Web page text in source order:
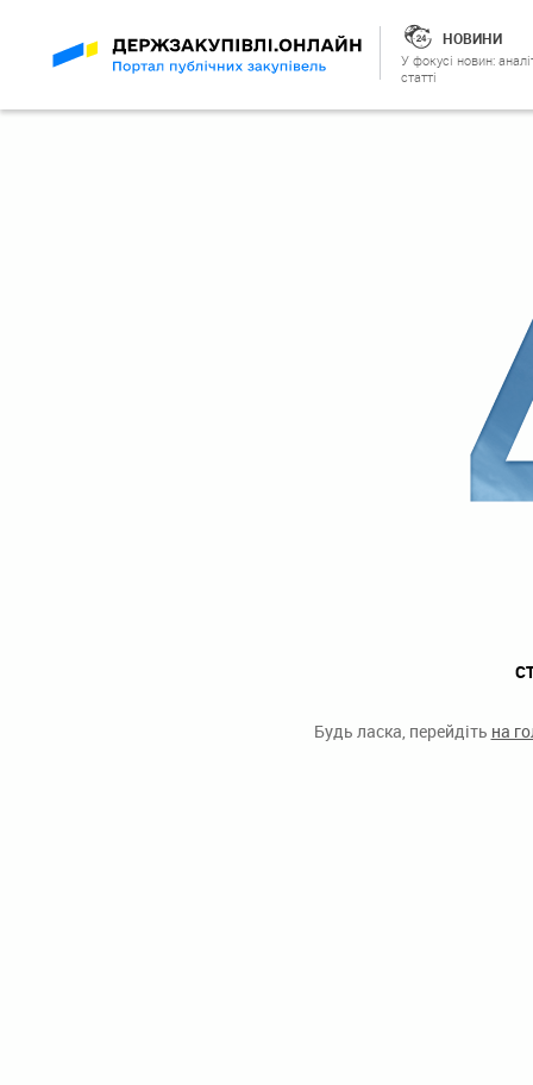
НОВИНИ
У фокусі новин:
статті
Будь ласка, перейдіть на